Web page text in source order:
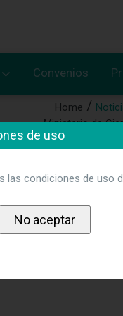
Convenios
Home
Ministerio de
de-
de uso
las condiciones de uso